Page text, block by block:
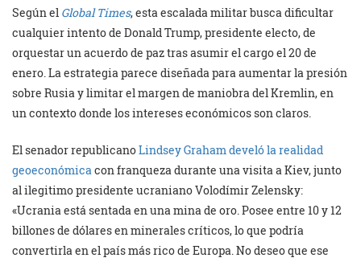
Según el Global Times, esta escalada militar busca dificultar
cualquier intento de Donald Trump, presidente electo, de
orquestar un acuerdo de paz tras asumir el cargo el 20 de
enero. La estrategia parece diseñada para aumentar la presión
sobre Rusia y limitar el margen de maniobra del Kremlin, en
un contexto donde los intereses económicos son claros.
El senador republicanoLindsey Graham develó la realidad
geoeconómica con franqueza durante una visita a Kiev, junto
al ilegitimo presidente ucraniano Volodímir Zelensky:
«Ucrania está sentada en una mina de oro. Posee entre 10 y 12
billones de dólares en minerales críticos, lo que podría
convertirla en el país más rico de Europa. No deseo que ese